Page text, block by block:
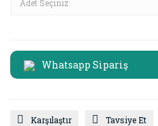
Whatsapp Sipariş
Karşılaştır Tavsiye Et